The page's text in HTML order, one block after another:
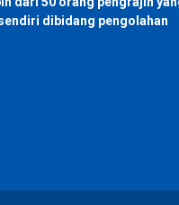
dibidang pengolahan